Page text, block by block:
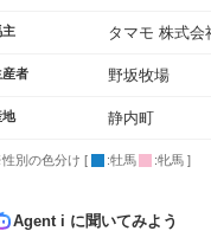
主 タマモ 株式会
産者 野坂牧場
地 静内町
別の色分け [ :牡馬 :牝馬 ]
Agent i に聞いてみよう